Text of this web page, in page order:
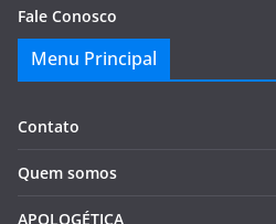
Fale Conosco
Menu Principal
Contato
Quem somos
APOLOGÉTICA